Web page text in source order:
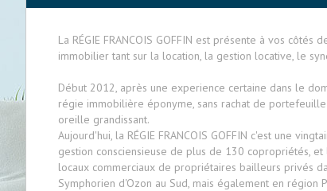
La RÉGIE FRANCOIS GOFFIN est présente à vos
immobilier tant sur la location, la gestion locative, le
Début 2012, après une experience certaine dans le
régie immobilière éponyme, sans rachat de
oreille grandissant.
Aujourd'hui, la RÉGIE FRANCOIS GOFFIN c'est une
gestion consciensieuse de plus de 130 copropriétés,
locaux commerciaux de propriétaires bailleurs privés
Symphorien d'Ozon au Sud, mais également en région